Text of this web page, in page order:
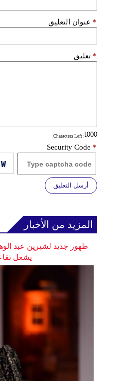
عنوان التعليق *
تعليق *
: Characters Left
Security Code *
أرسل التعليق
المزيد من الأخبار
ظهور جديد لشيرين عبد
يشعل